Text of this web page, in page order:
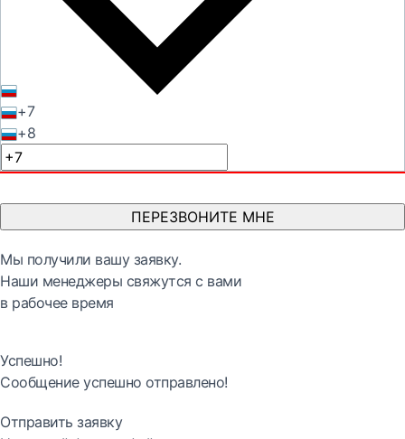
+7
+8
ПЕРЕЗВОНИТЕ МНЕ
Мы получили вашу заявку.
Наши менеджеры свяжутся с вами
в рабочее время
Успешно!
Сообщение успешно отправлено!
Отправить заявку